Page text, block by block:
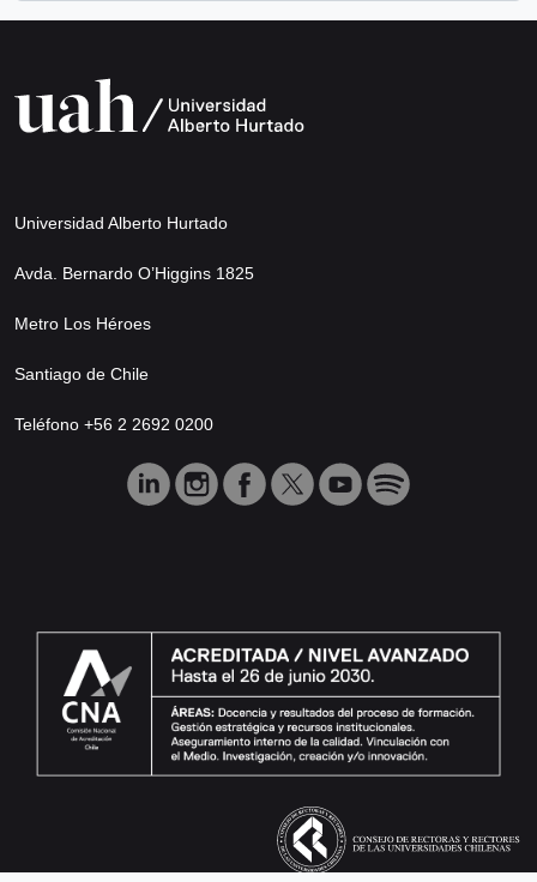
Universidad Alberto Hurtado
Avda. Bernardo O’Higgins 1825
Metro Los Héroes
Santiago de Chile
Teléfono +56 2 2692 0200